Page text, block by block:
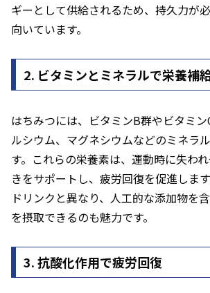
ギーとして供給されるため、持久力が
向いています。
2. ビタミンとミネラルで栄養補
はちみつには、ビタミンB群やビタミ
ルシウム、マグネシウムなどのミネラ
す。これらの栄養素は、運動時に失わ
きをサポートし、疲労回復を促進しま
ドリンクと異なり、人工的な添加物を
を摂取できるのも魅力です。
3. 抗酸化作用で疲労回復